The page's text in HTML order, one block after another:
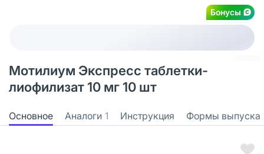
Бонусы
Мотилиум Экспресс таблетки-
лиофилизат 10 мг 10 шт
Основное Аналоги 1 Инструкция Формы выпуска